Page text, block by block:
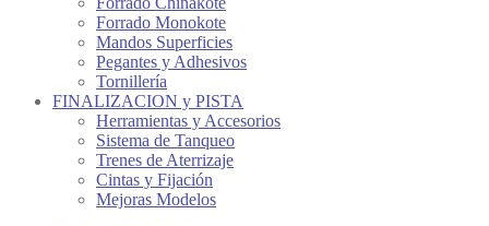
Forrado Monokote
Mandos Superficies
Pegantes y Adhesivos
Tornillería
FINALIZACION y PISTA
Herramientas y Accesorios
Sistema de Tanqueo
Trenes de Aterrizaje
Cintas y Fijación
Mejoras Modelos